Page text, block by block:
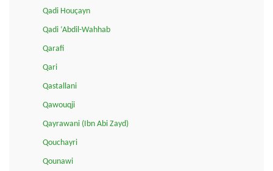
Qadi Houçayn
Qadi ‘Abdil-Wahhab
Qarafi
Qari
Qastallani
Qawouqji
Qayrawani (Ibn Abi Zayd)
Qouchayri
Qounawi